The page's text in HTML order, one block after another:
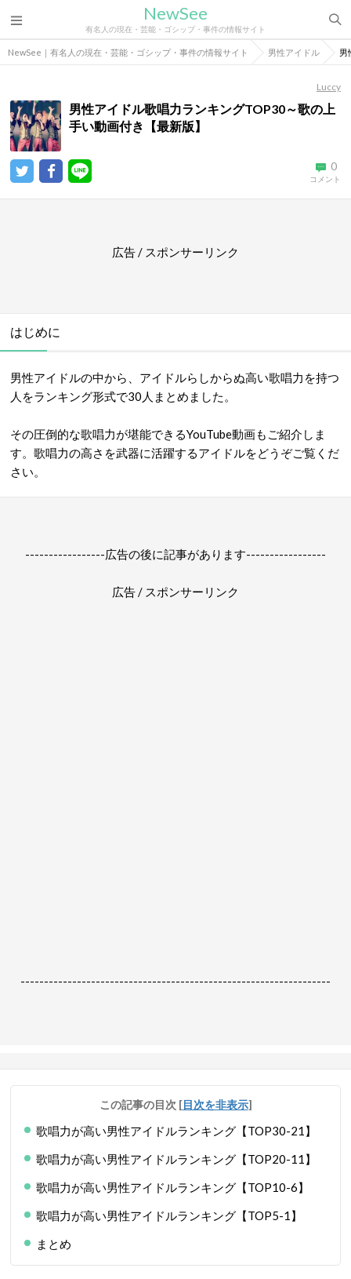
NewSee
有名人の現在・芸能・ゴシップ・事件の情報サイト
NewSee｜有名人の現在・芸能・ゴシップ・事件の情報サイト 男性アイドル 男
Luccy
男性アイドル歌唱力ランキングTOP30～歌の上
手い動画付き【最新版】
0
コメント
広告 / スポンサーリンク
はじめに
男性アイドルの中から、アイドルらしからぬ高い歌唱力を持つ
人をランキング形式で30人まとめました。
その圧倒的な歌唱力が堪能できるYouTube動画もご紹介しま
す。歌唱力の高さを武器に活躍するアイドルをどうぞご覧くだ
さい。
-----------------広告の後に記事があります-----------------
広告 / スポンサーリンク
------------------------------------------------------------------
この記事の目次 [目次を非表示]
歌唱力が高い男性アイドルランキング【TOP30-21】
歌唱力が高い男性アイドルランキング【TOP20-11】
歌唱力が高い男性アイドルランキング【TOP10-6】
歌唱力が高い男性アイドルランキング【TOP5-1】
まとめ